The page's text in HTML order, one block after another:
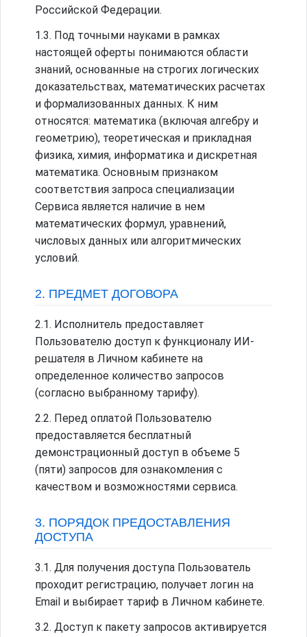
Российской Федерации.
1.3. Под точными науками в рамках
настоящей оферты понимаются области
знаний, основанные на строгих логических
доказательствах, математических расчетах
и формализованных данных. К ним
относятся: математика (включая алгебру и
геометрию), теоретическая и прикладная
физика, химия, информатика и дискретная
математика. Основным признаком
соответствия запроса специализации
Сервиса является наличие в нем
математических формул, уравнений,
числовых данных или алгоритмических
условий.
2. ПРЕДМЕТ ДОГОВОРА
2.1. Исполнитель предоставляет
Пользователю доступ к функционалу ИИ-
решателя в Личном кабинете на
определенное количество запросов
(согласно выбранному тарифу).
2.2. Перед оплатой Пользователю
предоставляется бесплатный
демонстрационный доступ в объеме 5
(пяти) запросов для ознакомления с
качеством и возможностями сервиса.
3. ПОРЯДОК ПРЕДОСТАВЛЕНИЯ
ДОСТУПА
3.1. Для получения доступа Пользователь
проходит регистрацию, получает логин на
Email и выбирает тариф в Личном кабинете.
3.2. Доступ к пакету запросов активируется